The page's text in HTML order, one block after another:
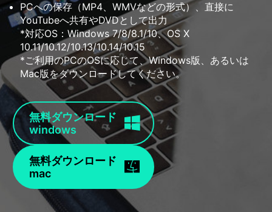
PCへの保存（MP4、WMVなどの形式）、直接に
YouTubeへ共有やDVDとして出力
*対応OS：Windows 7/8/8.1/10、OS X
10.11/10.12/10.13/10.14/10.15
*ご利用のPCのOSに応じて、Windows版、あるいは
Mac版をダウンロードしてください。
無料ダウンロード
windows
無料ダウンロード
mac